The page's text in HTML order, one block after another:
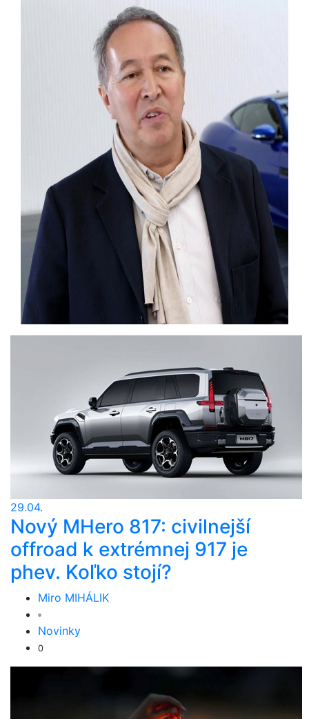
29.04.
Nový MHero 817: civilnejší
offroad k extrémnej 917 je
phev. Koľko stojí?
Miro MIHÁLIK
Novinky
0